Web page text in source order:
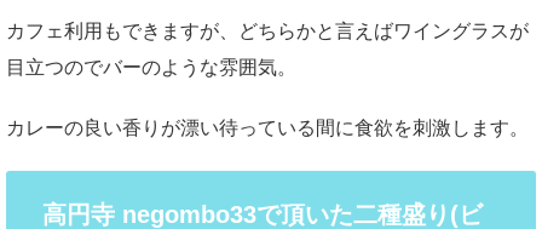
カフェ利用もできますが、どちらかと言えばワイングラスが
目立つのでバーのような雰囲気。
カレーの良い香りが漂い待っている間に食欲を刺激します。
高円寺 negombo33で頂いた二種盛り(ビ